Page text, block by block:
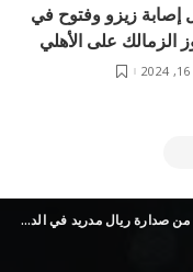
إصابة زيزو وفتوح في
الزمالك على الأهلي
ريال مدريد في الدوري الإسباني